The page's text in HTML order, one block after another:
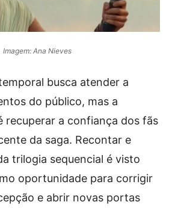
Imagem: Ana Nieves
busca atender a
do público, mas a
recuperar a confiança dos fãs
da saga. Recontar e
trilogia sequencial é visto
oportunidade para corrigir
e abrir novas portas